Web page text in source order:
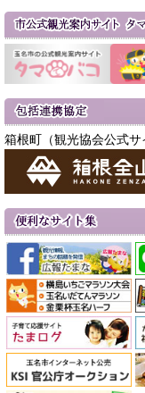
箱根町（観光協会公式サ